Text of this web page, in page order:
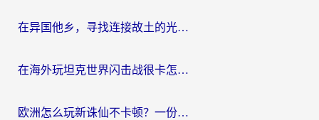
在异国他乡，寻找连接故土的光明大陆免费加速器
在海外玩坦克世界闪击战很卡怎么办？老玩家亲测有效的加速器选择指南
欧洲怎么玩新诛仙不卡顿？一份给海外游子的国服游戏畅玩指南